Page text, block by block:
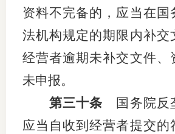
资料不完备的，应当在国
法机构规定的期限内补交
经营者逾期未补交文件、
未申报。
第三十条 国务院反
应当自收到经营者提交的